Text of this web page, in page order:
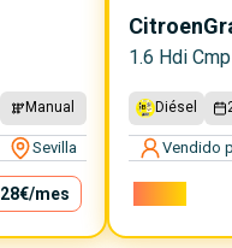
Manual
Sevilla
28€/mes
Citroen
1.6 Hdi
Diésel
Vendido